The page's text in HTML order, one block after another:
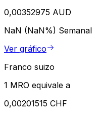
0,00352975 AUD
NaN (NaN%) Semanal
Ver gráfico
Franco suizo
1 MRO equivale a
0,00201515 CHF